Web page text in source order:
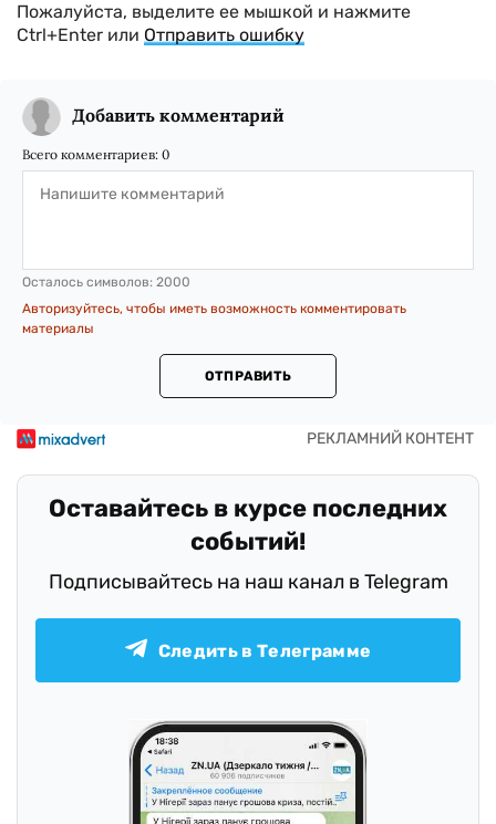
Пожалуйста, выделите ее мышкой и нажмите
Ctrl+Enter или Отправить ошибку
Добавить комментарий
Всего комментариев: 0
Осталось символов: 2000
Авторизуйтесь, чтобы иметь возможность комментировать
материалы
ОТПРАВИТЬ
Оставайтесь в курсе последних
событий!
Подписывайтесь на наш канал в Telegram
Следить в Телеграмме